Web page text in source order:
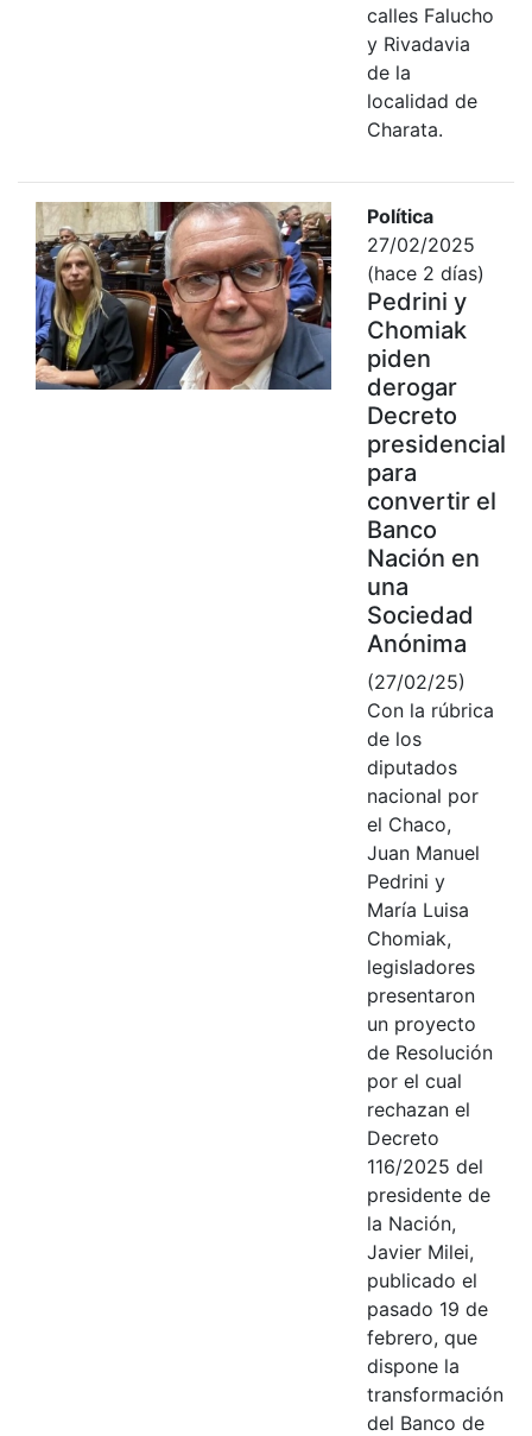
calles Falucho
y Rivadavia
de la
localidad de
Charata.
Política
27/02/2025
(hace 2 días)
Pedrini y
Chomiak
piden
derogar
Decreto
presidencial
para
convertir el
Banco
Nación en
una
Sociedad
Anónima
(27/02/25)
Con la rúbrica
de los
diputados
nacional por
el Chaco,
Juan Manuel
Pedrini y
María Luisa
Chomiak,
legisladores
presentaron
un proyecto
de Resolución
por el cual
rechazan el
Decreto
116/2025 del
presidente de
la Nación,
Javier Milei,
publicado el
pasado 19 de
febrero, que
dispone la
transformación
del Banco de